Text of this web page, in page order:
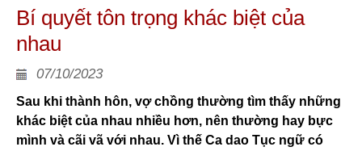
Bí quyết tôn trọng khác biệt của
nhau
07/10/2023
Sau khi thành hôn, vợ chồng thường tìm thấy những
khác biệt của nhau nhiều hơn, nên thường hay bực
mình và cãi vã với nhau. Vì thế Ca dao Tục ngữ có